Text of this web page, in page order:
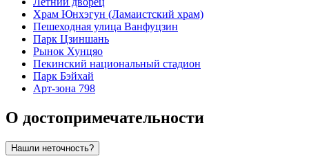
Храм Юнхэгун (Ламаистский храм)
Пешеходная улица Ванфуцзин
Парк Цзиншань
Рынок Хунцяо
Пекинский национальный стадион
Парк Бэйхай
Арт-зона 798
О достопримечательности
Нашли неточность?